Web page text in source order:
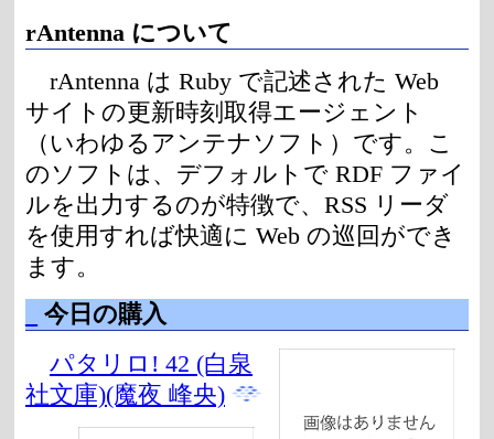
rAntenna について
rAntenna は Ruby で記述された Web
サイトの更新時刻取得エージェント
（いわゆるアンテナソフト）です。こ
のソフトは、デフォルトで RDF ファイ
ルを出力するのが特徴で、RSS リーダ
を使用すれば快適に Web の巡回ができ
ます。
今日の購入
パタリロ! 42 (白泉
社文庫)(魔夜 峰央)